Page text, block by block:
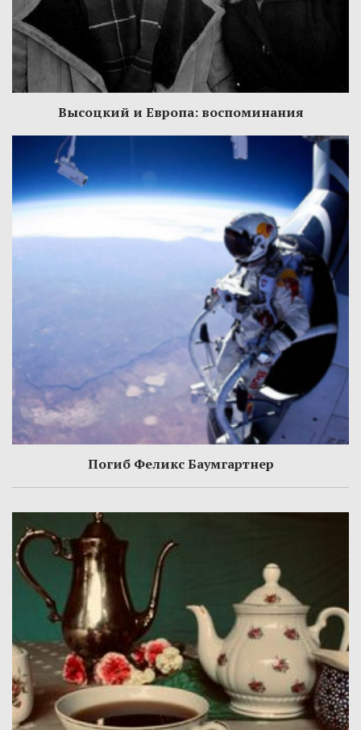
Высоцкий и Европа: воспоминания
Погиб Феликс Баумгартнер